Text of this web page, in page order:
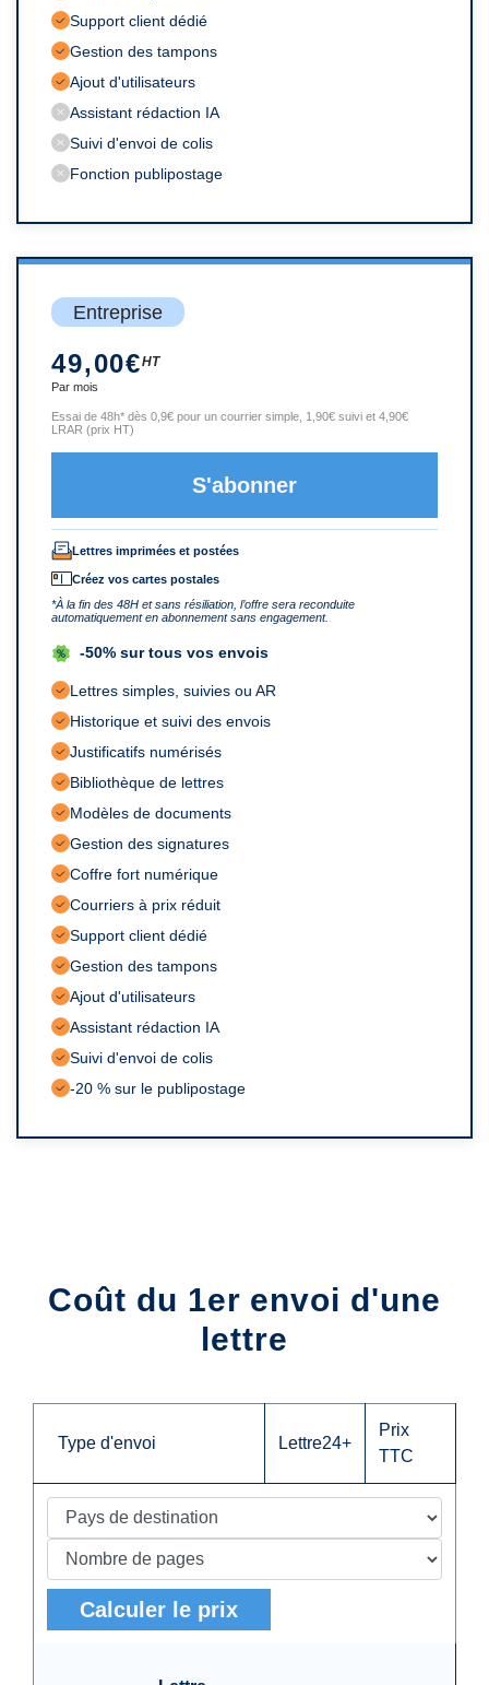
Support client dédié
Gestion des tampons
Ajout d'utilisateurs
Assistant rédaction IA
Suivi d'envoi de colis
Fonction publipostage
Entreprise
49,00€HT
Par mois
Essai de 48h* dès 0,9€ pour un courrier simple, 1,90€ suivi et 4,90€
LRAR (prix HT)
S'abonner
Lettres imprimées et postées
Créez vos cartes postales
*À la fin des 48H et sans résiliation, l’offre sera reconduite
automatiquement en abonnement sans engagement.
-50% sur tous vos envois
Bibliothèque de lettres
Modèles de documents
Gestion des signatures
Courriers à prix réduit
Support client dédié
Gestion des tampons
Ajout d'utilisateurs
Assistant rédaction IA
-20 % sur le publipostage
Coût du 1er envoi d'une
lettre
Type d'envoi Lettre24+
Prix
TTC
Calculer le prix